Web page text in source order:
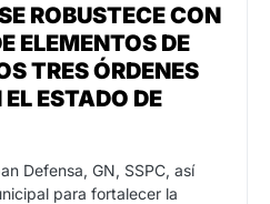
ROBUSTECE CON
ELEMENTOS DE
TRES ÓRDENES
EL ESTADO DE
Defensa, GN, SSPC, así
para fortalecer la